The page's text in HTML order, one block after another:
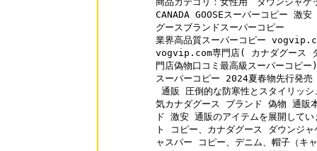
CANADA GOOSEスーパーコピー
グースブランドスーパーコピー
業界高品質スーパーコピー
vogvip.com専門店( カナダグース
門店偽物口コミ最高級スーパーコピ
スーパーコピー 2024夏春物先行発
通販 圧倒的な防寒性とスタイリッ
気カナダグース ブランド 偽物 通販
ド 激安 通販のアイテムを展開して
ト コピー、カナダグース ダウンジ
ャスパー コピー、デニム、帽子（キ